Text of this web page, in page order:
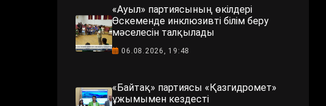
«Ауыл» партиясының өкілдері
Өскеменде инклюзивті білім беру
мәселесін талқылады
06.08.2026, 19:48
«Байтақ» партиясы «Қазгидромет»
ұжымымен кездесті